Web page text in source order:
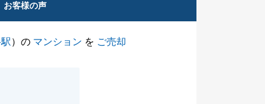
お客様の声
）の マンション を ご売却